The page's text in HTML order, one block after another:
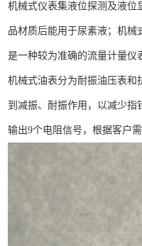
机械式仪表集液位探测及液位
品材质后能用于尿素液；机械
是一种较为准确的流量计量仪
机械式油表分为耐振油压表和
到减振、耐振作用，以减少
输出9个电阻信号，根据客户